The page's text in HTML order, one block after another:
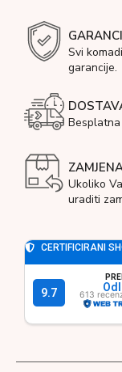
Svi
garancije.
Ukoliko
uraditi